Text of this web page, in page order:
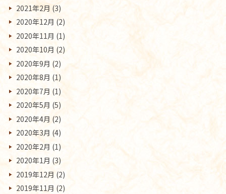
2021年2月 (3)
2020年12月 (2)
2020年11月 (1)
2020年10月 (2)
2020年9月 (2)
2020年8月 (1)
2020年7月 (1)
2020年5月 (5)
2020年4月 (2)
2020年3月 (4)
2020年2月 (1)
2020年1月 (3)
2019年12月 (2)
2019年11月 (2)